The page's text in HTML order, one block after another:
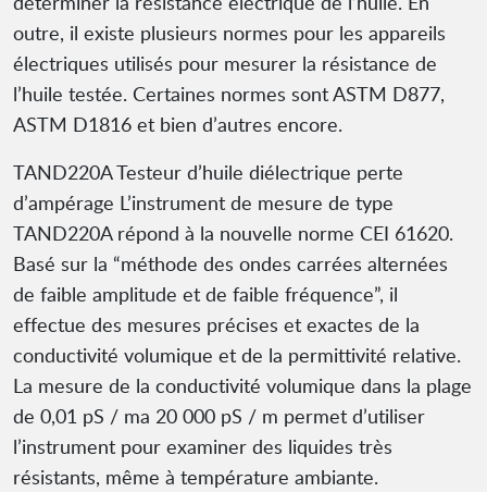
outre, il existe plusieurs normes pour les appareils
électriques utilisés pour mesurer la résistance de
l’huile testée. Certaines normes sont ASTM D877,
ASTM D1816 et bien d’autres encore.
TAND220A Testeur d’huile diélectrique perte
d’ampérage L’instrument de mesure de type
TAND220A répond à la nouvelle norme CEI 61620.
Basé sur la “méthode des ondes carrées alternées
de faible amplitude et de faible fréquence”, il
effectue des mesures précises et exactes de la
conductivité volumique et de la permittivité relative.
La mesure de la conductivité volumique dans la plage
de 0,01 pS / ma 20 000 pS / m permet d’utiliser
l’instrument pour examiner des liquides très
résistants, même à température ambiante.